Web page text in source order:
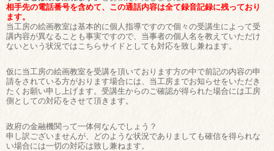
相手先の電話番号を含めて、この通話内容は全て録音記録に残っており
ます。
当工房の絵画教室は基本的に個人指導ですので個々の受講生によって受
講内容が異なることも事実ですので、当事者の個人名を教えていただけ
ないという状況ではこちらサイドとしても対応を致し兼ねます。
仮に当工房の絵画教室を受講を頂いております方の中で前記の内容の申
請をされている方がおります場合には、当工房までお知らせをいただき
たくお願い申し上げます。受講生からのご確認が得られた場合には工房
側としての対応をさせて頂きます。
政府の金融機関って一体何なんでしょう？
申し訳ございませんが、どのような状況でありましても確信を得られな
い場合には一切の対応は致し兼ねます。